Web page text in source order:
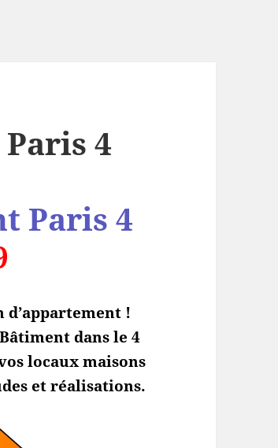
4
Paris 4
!
dans le 4
locaux maisons
et réalisations.